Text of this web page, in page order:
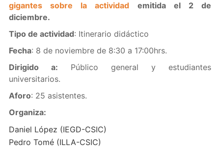
gigantes sobre la actividad emitida el 2 de
diciembre.
Tipo de actividad: Itinerario didáctico
Fecha: 8 de noviembre de 8:30 a 17:00hrs.
Dirigido a: Público general y estudiantes
universitarios.
Aforo: 25 asistentes.
Organiza:
Daniel López (IEGD-CSIC)
Pedro Tomé (ILLA-CSIC)